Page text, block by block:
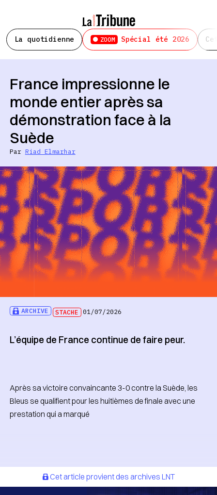
La quotidienne ZOOM Spécial été 2026
ARCHIVE STACHE 01/07/2026
France impressionne le
monde entier après sa
démonstration face à la
Suède
Par Riad Elmarhar
L’équipe de France continue de faire peur.
Après sa victoire convaincante 3-0 contre la Suède, les
Bleus se qualifient pour les huitièmes de finale avec une
prestation qui a marqué
Cet article provient des archives LNT